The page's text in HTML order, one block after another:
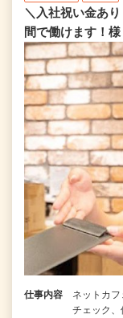
＼入社祝い金あ
間で働けます！
仕事内容
ネットカ
チェック